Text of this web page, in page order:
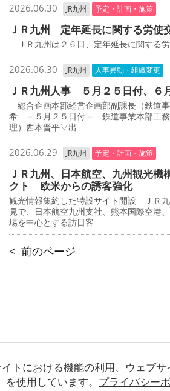
トにおける機能の利用、ウェブ
使用しています。 プライバシー
2026.06.30 JR九州 予定・計画・施策
ＪＲ九州 定年延長に関する労使
ＪＲ九州は２６日、定年延長に関する
2026.06.30 JR九州 人事異動・組織変更
ＪＲ九州人事 ５月２５日付、６
総合企画本部経営企画部副課長（鉄道
希 ＝５月２５日付＝ 鉄道事業本部工務
理）西本晋平▽出
2026.06.29 JR九州 予定・計画・施策
ＪＲ九州、日本航空、九州観光
クト 欧米からの誘客強化
観光情報集約した特設サイト開設 ＪＲ
見で、日本航空九州支社、熊本国際空港
場を中心とする訪日客
< 前のページ